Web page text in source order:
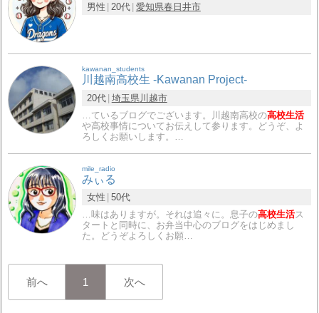
男性 20代 愛知県春日井市
kawanan_students
川越南高校生 -Kawanan Project-
20代 埼玉県 川越市
…ているブログでございます。川越南高校の高校生活
や高校事情についてお伝えして参ります。どうぞ、よ
ろしくお願いします。…
mile_radio
みぃる
女性 50代
…味はありますが。それは追々に。息子の高校生活ス
タートと同時に、お弁当中心のブログをはじめまし
た。どうぞよろしくお願…
前へ 1 次へ